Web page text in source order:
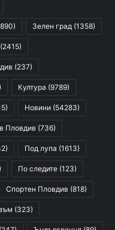
Зелен град (1358)
(2415)
(237)
Култура (9789)
Новини (54283)
Пловдив (736)
Под лупа (1613)
По следите (123)
Спортен Пловдив (818)
(323)